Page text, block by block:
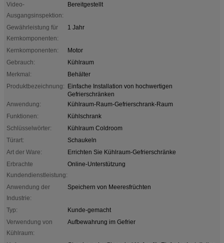
Video-
Ausgangsinspektion:
Bereitgestellt
Gewährleistung für
Kernkomponenten:
1 Jahr
Kernkomponenten:
Motor
Gebrauch:
Kühlraum
Merkmal:
Behälter
Produktbezeichnung: Einfache Installation von hochwertigen
Gefrierschränken
Anwendung:
Kühlraum-Raum-Gefrierschrank-Raum
Funktionen:
Kühlschrank
Schlüsselwörter:
Kühlraum Coldroom
Türart:
Schaukeln
Art der Ware:
Errichten Sie Kühlraum-Gefrierschränke
Erbrachte
Kundendienstleistung:
Online-Unterstützung
Anwendung der
Industrie:
Speichern von Meeresfrüchten
Typ:
Kunde-gemacht
Verwendung von
Kühlraum:
Aufbewahrung im Gefrier